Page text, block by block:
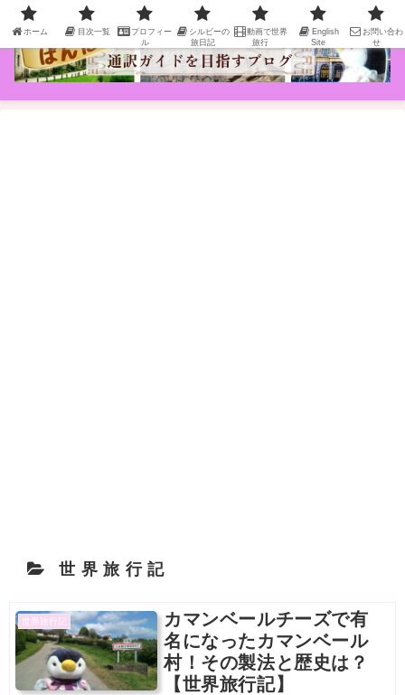
世界旅行記
世界旅行記
カマンベールチーズで有
名になったカマンベール
村！その製法と歴史は？
【世界旅行記】
ホーム 目次一覧
プロフィー
ル
シルビーの
旅日記
動画で世界
旅行
English
Site
お問い合わ
せ